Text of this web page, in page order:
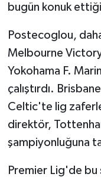
bugün konuk
Postecoglou,
Melbourne
Yokohama F.
çalıştırdı.
Celtic'te lig
direktör,
şampiyonluğuna
Premier Lig'de bu